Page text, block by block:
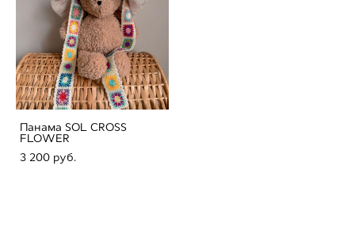
Панама SOL CROSS
FLOWER
3 200 pуб.